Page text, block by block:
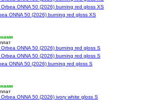
ONNA 50 (2026) burning red gloss XS
ONNA 50 (2026) burning red gloss S